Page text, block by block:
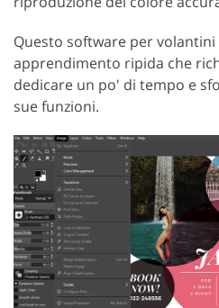
Questo software per
apprendimento ripida che
dedicare un po' di tempo e
sue funzioni.